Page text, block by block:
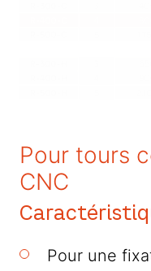
Pour tours
CNC
Pour une